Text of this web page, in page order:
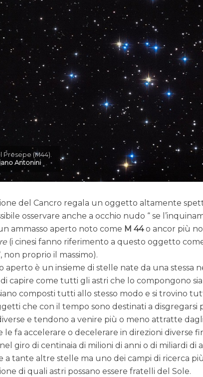
Presepe (M44).
Antonini
del Cancro regala un oggetto altamente
osservare anche a occhio nudo “ se
ammasso aperto noto come M 44o ancor più
(i cinesi fanno riferimento a questo oggetto
non proprio il massimo).
aperto è un insieme di stelle nate da una stessa
capire come tutti gli astri che lo compongono
composti tutti allo stesso modo e si trovino
che con il tempo sono destinati a disgregarsi
e tendono a venire più o meno attratte
le fa accelerare o decelerare in direzioni diverse
giro di centinaia di milioni di anni o di miliardi di
a tante altre stelle ma uno dei campi di ricerca
di quali astri possano essere fratelli del Sole.